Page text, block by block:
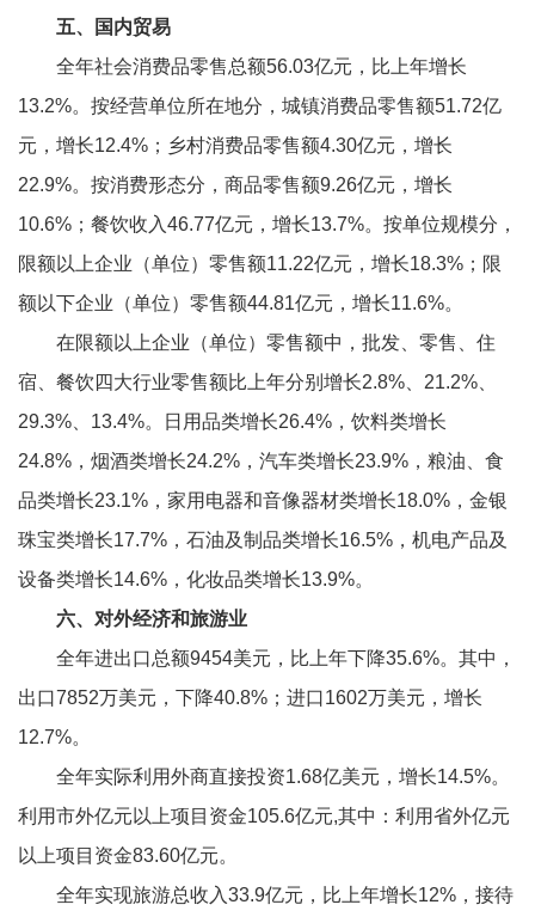
五、国内贸易
全年社会消费品零售总额56.03亿元，比上年增长
13.2%。按经营单位所在地分，城镇消费品零售额51.72亿
元，增长12.4%；乡村消费品零售额4.30亿元，增长
22.9%。按消费形态分，商品零售额9.26亿元，增长
10.6%；餐饮收入46.77亿元，增长13.7%。按单位规模分，
限额以上企业（单位）零售额11.22亿元，增长18.3%；限
额以下企业（单位）零售额44.81亿元，增长11.6%。
在限额以上企业（单位）零售额中，批发、零售、住
宿、餐饮四大行业零售额比上年分别增长2.8%、21.2%、
29.3%、13.4%。日用品类增长26.4%，饮料类增长
24.8%，烟酒类增长24.2%，汽车类增长23.9%，粮油、食
品类增长23.1%，家用电器和音像器材类增长18.0%，金银
珠宝类增长17.7%，石油及制品类增长16.5%，机电产品及
设备类增长14.6%，化妆品类增长13.9%。
六、对外经济和旅游业
全年进出口总额9454美元，比上年下降35.6%。其中，
出口7852万美元，下降40.8%；进口1602万美元，增长
12.7%。
全年实际利用外商直接投资1.68亿美元，增长14.5%。
利用市外亿元以上项目资金105.6亿元,其中：利用省外亿元
以上项目资金83.60亿元。
全年实现旅游总收入33.9亿元，比上年增长12%，接待